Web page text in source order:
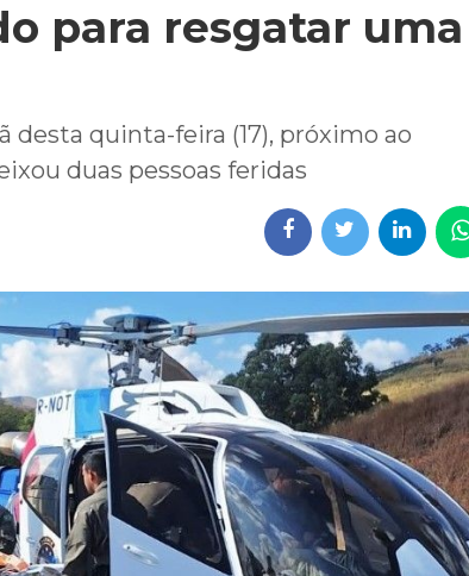
para resgatar uma
quinta-feira (17), próximo ao
duas pessoas feridas